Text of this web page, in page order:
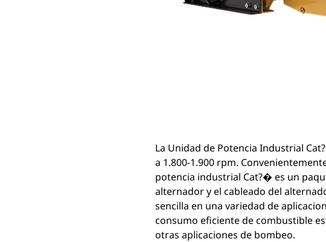
La Unidad de Potencia Industrial
a 1.800-1.900 rpm.
potencia industrial Cat?� es un
alternador y el cableado del
sencilla en una variedad de
consumo eficiente de combustible
otras aplicaciones de bombeo.